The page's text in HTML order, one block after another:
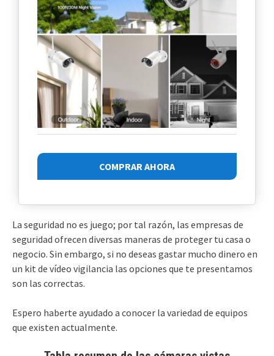
COMPRAR AHORA
La seguridad no es juego; por tal razón, las empresas de
seguridad ofrecen diversas maneras de proteger tu casa o
negocio. Sin embargo, si no deseas gastar mucho dinero en
un kit de vídeo vigilancia las opciones que te presentamos
son las correctas.
Espero haberte ayudado a conocer la variedad de equipos
que existen actualmente.